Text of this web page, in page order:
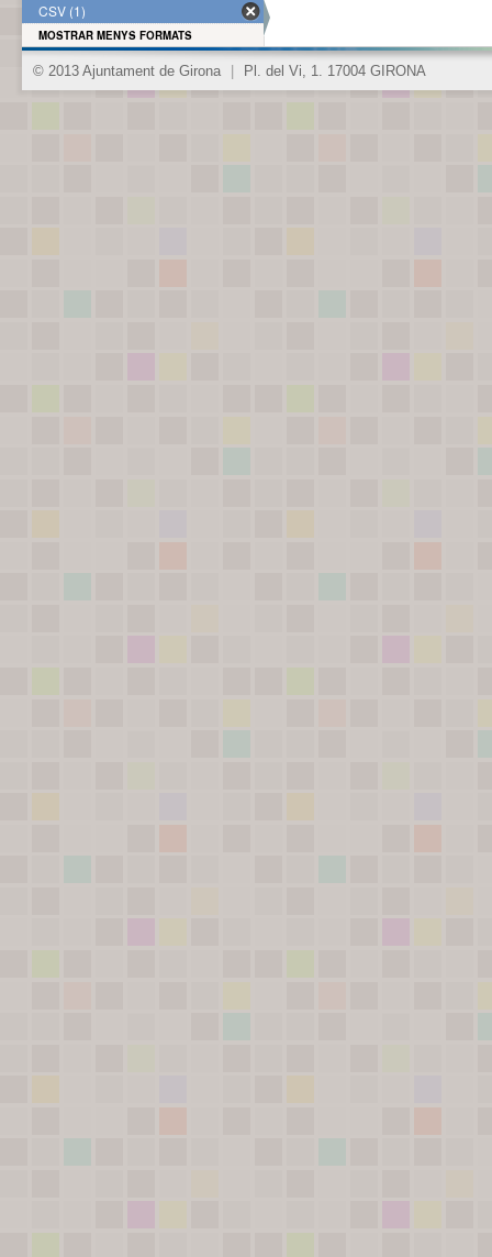
CSV (1)
MOSTRAR MENYS FORMATS
© 2013 Ajuntament de Girona Pl. del Vi, 1. 17004 GIRONA